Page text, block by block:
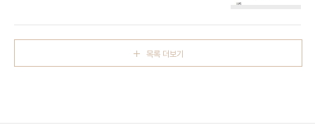
요구하기 때문에 사용처까지 정확히 나오게 됩니다
무게가 실리고 있습니다 그러나 리제트 리는 데이빗
목록 더보기